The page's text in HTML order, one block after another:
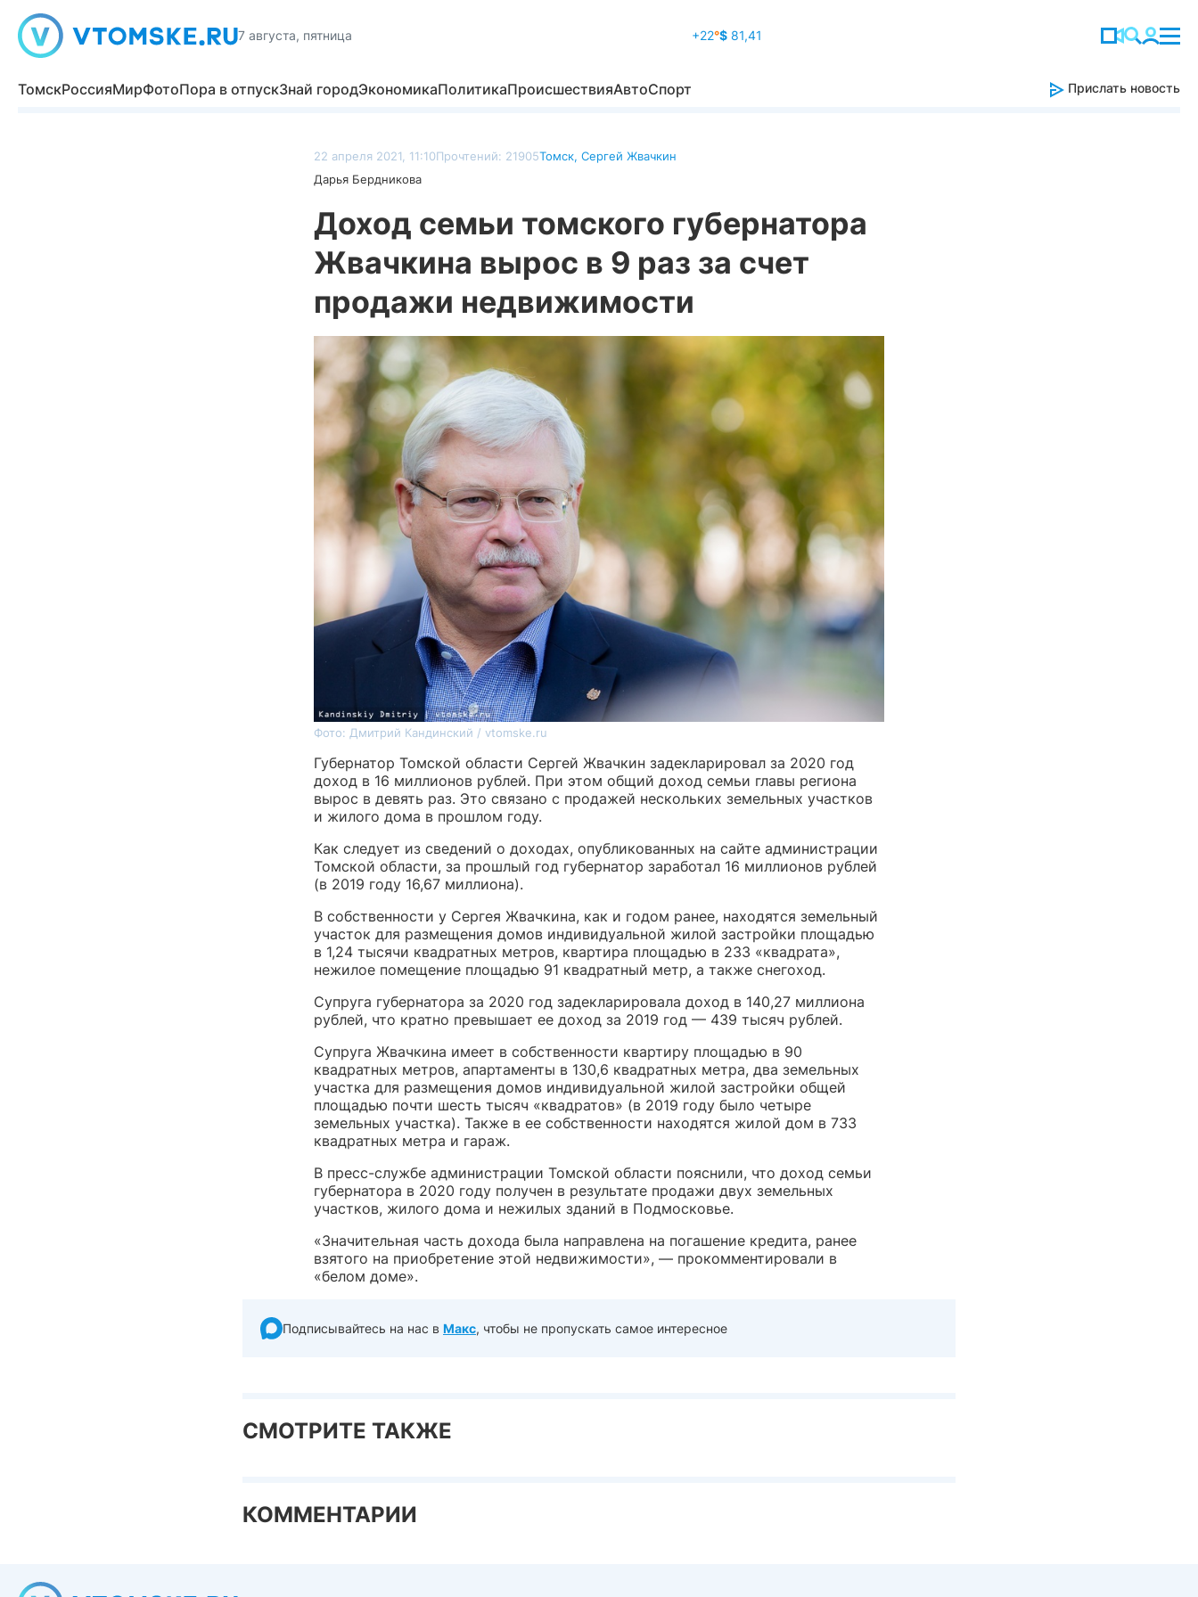
7 августа, пятница +22°$81,41
ТомскРоссияМирФотоПора в отпускЗнай городЭкономикаПолитикаПроисшествияАвтоСпорт Прислать новость
22 апреля 2021, 11:10Прочтений: 21905Томск, Сергей Жвачкин
Дарья Бердникова
Доход семьи томского губернатора
Жвачкина вырос в 9 раз за счет
продажи недвижимости
Фото: Дмитрий Кандинский / vtomske.ru
Губернатор Томской области Сергей Жвачкин задекларировал за 2020 год
доход в 16 миллионов рублей. При этом общий доход семьи главы региона
вырос в девять раз. Это связано с продажей нескольких земельных участков
и жилого дома в прошлом году.
Как следует из сведений о доходах, опубликованных на сайте администрации
Томской области, за прошлый год губернатор заработал 16 миллионов рублей
(в 2019 году 16,67 миллиона).
В собственности у Сергея Жвачкина, как и годом ранее, находятся земельный
участок для размещения домов индивидуальной жилой застройки площадью
в 1,24 тысячи квадратных метров, квартира площадью в 233 «квадрата»,
нежилое помещение площадью 91 квадратный метр, а также снегоход.
Супруга губернатора за 2020 год задекларировала доход в 140,27 миллиона
рублей, что кратно превышает ее доход за 2019 год — 439 тысяч рублей.
Супруга Жвачкина имеет в собственности квартиру площадью в 90
квадратных метров, апартаменты в 130,6 квадратных метра, два земельных
участка для размещения домов индивидуальной жилой застройки общей
площадью почти шесть тысяч «квадратов» (в 2019 году было четыре
земельных участка). Также в ее собственности находятся жилой дом в 733
квадратных метра и гараж.
В пресс-службе администрации Томской области пояснили, что доход семьи
губернатора в 2020 году получен в результате продажи двух земельных
участков, жилого дома и нежилых зданий в Подмосковье.
«Значительная часть дохода была направлена на погашение кредита, ранее
взятого на приобретение этой недвижимости», — прокомментировали в
«белом доме».
Подписывайтесь на нас в Макс, чтобы не пропускать самое интересное
СМОТРИТЕ ТАКЖЕ
КОММЕНТАРИИ